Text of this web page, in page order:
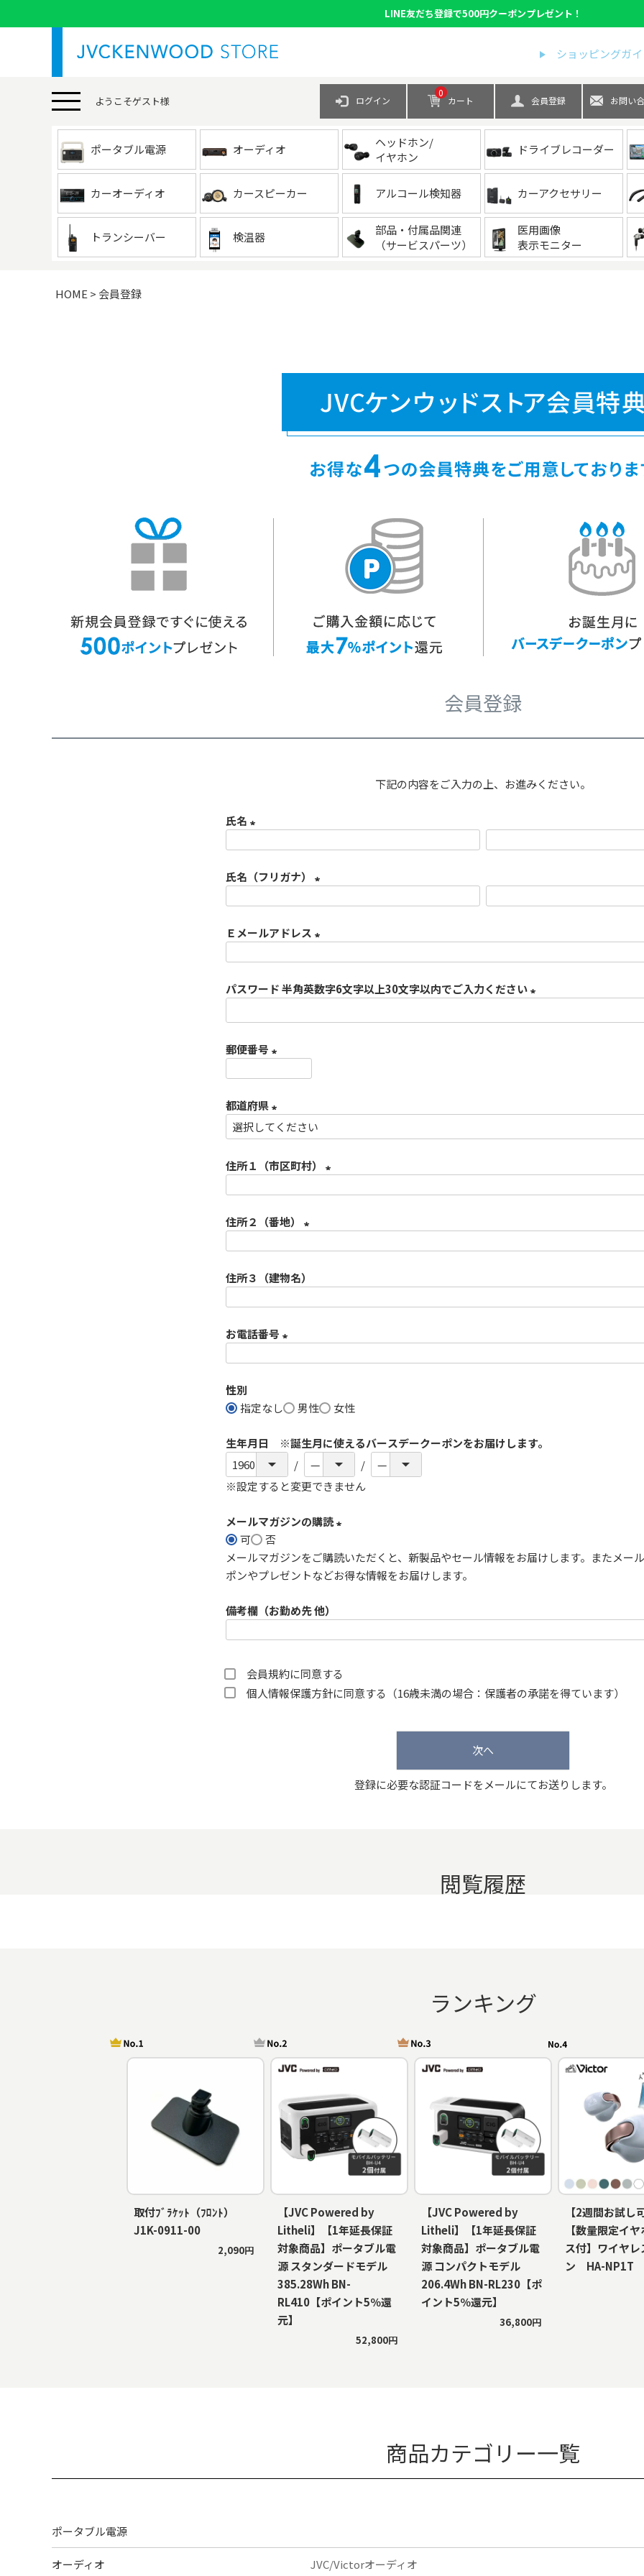
LINE友だち登録で500円クーポンプレゼント！
ショッピングガ
検索
ようこそゲスト様 ログイン
0
カート 会員登録 お問い
ポータブル電源 オーディオ
ヘッドホン/
イヤホン
ドライブレコーダー
カーオーディオ カースピーカー アルコール検知器 カーアクセサリー
トランシーバー 検温器
部品・付属品関連
（サービスパーツ）
医用画像
表示モニター
HOME 会員登録
会員登録
下記の内容をご入力の上、お進みください。
氏名
須
氏名（フリガナ）
須
Ｅメールアドレス
須
パスワード 半角英数字6文字以上30文字以内でご入力ください
郵便番号
須
)
都道府県
(
須
住所１（市区町村）
住所２（番地）
須
住所３（建物名）
お電話番号
)
性別
指定なし
男性 女性
生年月日 ※誕生月に使えるバースデークーポンをお届けします。
※設定すると変更できません
メールマガジンの購読
必
須
可
否
メールマガジンをご購読いただくと、新製品やセール情報をお届けします。またメー
ポンやプレゼントなどお得な情報をお届けします。
備考欄（お勤め先 他）
会員規約に同意する
個人情報保護方針に同意する（16歳未満の場合：保護者の承諾を得ています）
次へ
登録に必要な認証コードをメールにてお送りします。
閲覧履歴
ランキング
取付ﾌﾞﾗｹｯﾄ（ﾌﾛﾝﾄ）
J1K-0911-00
2,090円
【JVC Powered by
Litheli】【1年延長保証
対象商品】ポータブル電
源 スタンダードモデル
385.28Wh BN-
RL410【ポイント5％還
元】
52,800円
【JVC Powered by
Litheli】【1年延長保証
対象商品】ポータブル電
源 コンパクトモデル
206.4Wh BN-RL230【ポ
イント5％還元】
36,800円
【2週間お試し
【数量限定イ
ス付】ワイヤ
ン HA-NP1T
商品カテゴリー一覧
ポータブル電源
オーディオ JVC/Victorオーディオ